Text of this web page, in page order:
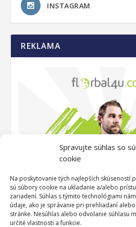
Spravujte súhlas so
cookie
Na poskytovanie tých najlepších skúseností
sú súbory cookie na ukladanie a/alebo
zariadení. Súhlas s týmito technológiami
údaje, ako je správanie pri prehliadaní
stránke. Nesúhlas alebo odvolanie súhlasu
určité vlastnosti a funkcie.
INSTAGRAM
REKLAMA